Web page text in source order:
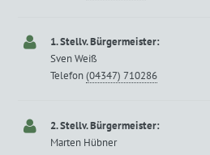
1. Stellv. Bürgermeister:
Sven Weiß
Telefon(04347) 710286
2. Stellv. Bürgermeister:
Marten Hübner